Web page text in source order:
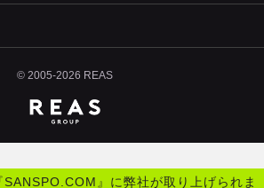
SANSPO.COM』に弊社が取り上げられま
© 2005-2026 REAS